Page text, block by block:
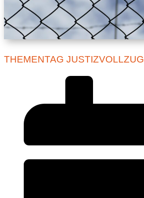
THEMENTAG JUSTIZVOLLZUG